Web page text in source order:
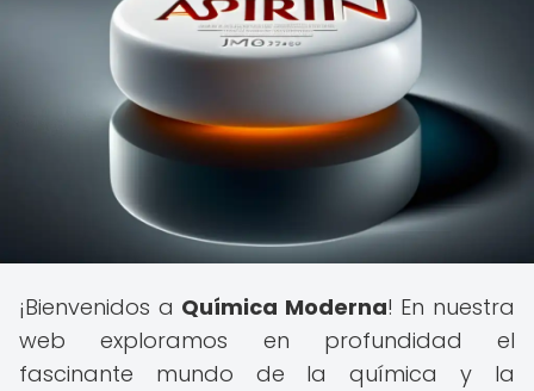
¡Bienvenidos a Química Moderna! En nuestra
web exploramos en profundidad el
fascinante mundo de la química y la